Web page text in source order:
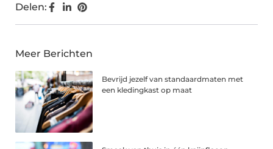
Delen:
Meer Berichten
Bevrijd jezelf van standaardmaten met
een kledingkast op maat